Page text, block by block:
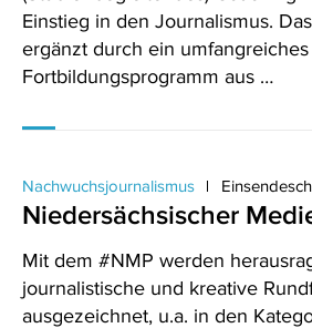
Einstieg in den Journalismus.
ergänzt durch ein umfangreiches
Fortbildungsprogramm aus …
Nachwuchsjournalismus
Niedersächsischer
Mit dem #NMP werden
journalistische und kreative
ausgezeichnet, u.a. in den